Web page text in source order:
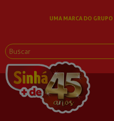
UMA MARCA DO GRUPO